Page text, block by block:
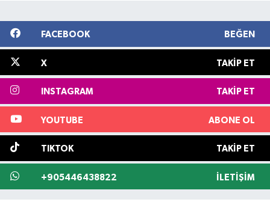
FACEBOOK BEĞEN
X TAKIP ET
INSTAGRAM TAKIP ET
YOUTUBE ABONE OL
TIKTOK TAKIP ET
+905446438822 İLETIŞIM